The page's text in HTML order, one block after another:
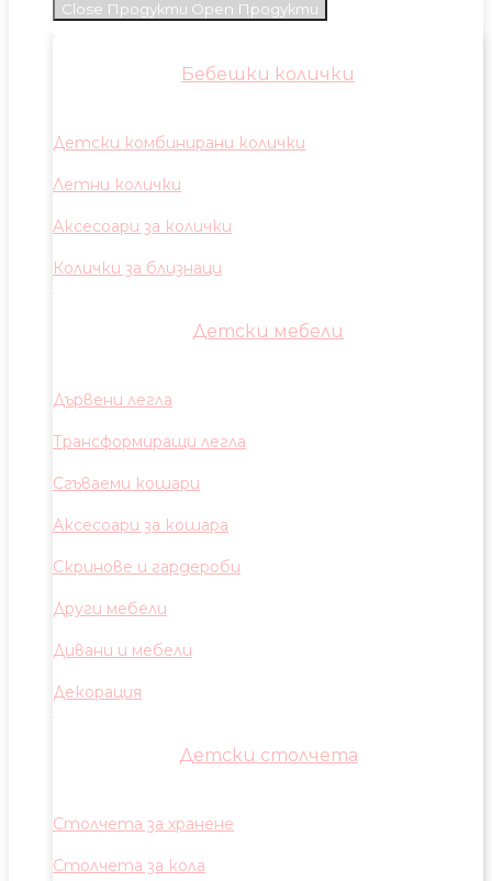
Close Продукти Open Продукти
Бебешки колички
Детски комбинирани колички
Летни колички
Аксесоари за колички
Колички за близнаци
Детски мебели
Дървени легла
Трансформиращи легла
Сгъваеми кошари
Аксесоари за кошара
Скринове и гардероби
Други мебели
Дивани и мебели
Декорация
Детски столчета
Столчета за хранене
Столчета за кола